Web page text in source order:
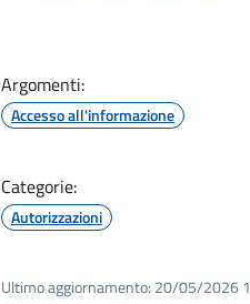
Argomenti:
Accesso all'informazione
Categorie:
Autorizzazioni
Ultimo aggiornamento: 20/05/2026